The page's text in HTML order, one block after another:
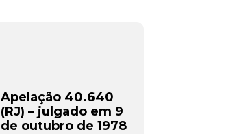
Apelação 40.640
(RJ) – julgado em 9
de outubro de 1978